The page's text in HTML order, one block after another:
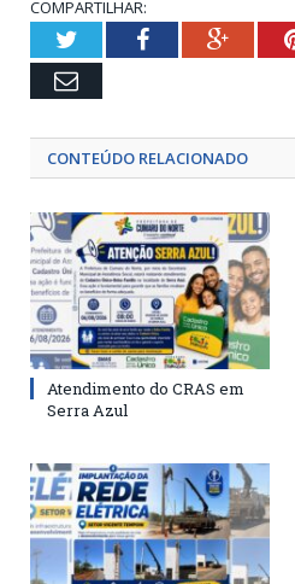
COMPARTILHAR:
TwitterFacebook
Email
CONTEÚDO RELACIONADO
Atendimento do CRAS em
Serra Azul